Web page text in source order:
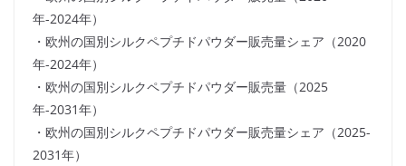
年-2024年）
・欧州の国別シルクペプチドパウダー販売量シェア（2020
年-2024年）
・欧州の国別シルクペプチドパウダー販売量（2025
年-2031年）
・欧州の国別シルクペプチドパウダー販売量シェア（2025-
2031年）